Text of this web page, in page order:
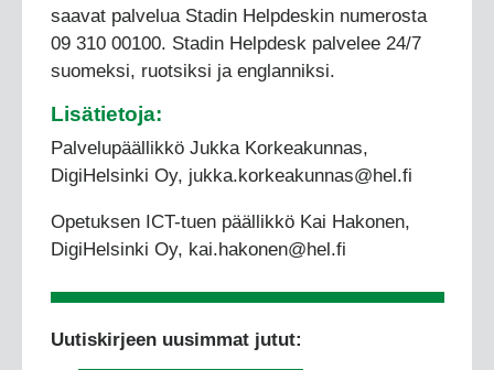
saavat palvelua Stadin Helpdeskin numerosta
09 310 00100. Stadin Helpdesk palvelee 24/7
suomeksi, ruotsiksi ja englanniksi.
Lisätietoja:
Palvelupäällikkö Jukka Korkeakunnas,
DigiHelsinki Oy, jukka.korkeakunnas@hel.fi
Opetuksen ICT-tuen päällikkö Kai Hakonen,
DigiHelsinki Oy, kai.hakonen@hel.fi
Uutiskirjeen uusimmat jutut: